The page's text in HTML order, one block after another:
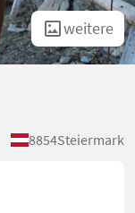
weitere
8854Steiermark